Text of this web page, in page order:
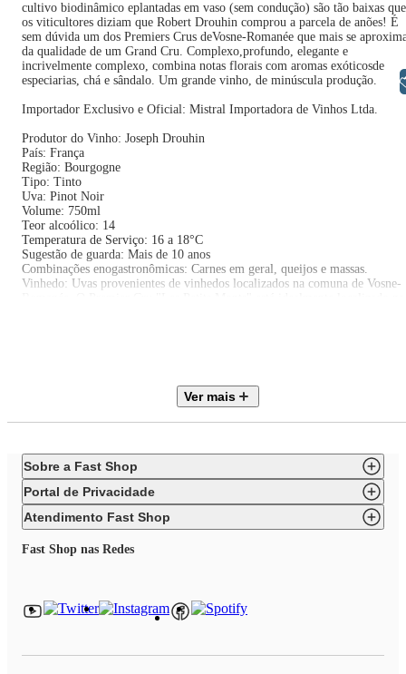
cultivo biodinâmico eplantadas em vaso (sem condução) são tão baixas que
os viticultores diziam que Robert Drouhin comprou a parcela de anões! É
sem dúvida um dos Premiers Crus deVosne-Romanée que mais se
da qualidade de um Grand Cru. Complexo,profundo, elegante e
incrivelmente complexo, combina notas florais com aromas exóticosde
especiarias, chá e sândalo. Um grande vinho, de minúscula produção.
Importador Exclusivo e Oficial: Mistral Importadora de Vinhos Ltda.
Produtor do Vinho: Joseph Drouhin
País: França
Região: Bourgogne
Tipo: Tinto
Uva: Pinot Noir
Volume: 750ml
Teor alcoólico: 14
Temperatura de Serviço: 16 a 18°C
Sugestão de guarda: Mais de 10 anos
Combinações enogastronômicas: Carnes em geral, queijos e massas.
Vinhedo: Uvas provenientes de vinhedos localizados na comuna de Vosne-
maturação. Fermentação malolática completa.
Maturação: Maturado de 14 a 18 meses em barricas de carvalho francês,
Pontuado por Antonio Galloni em 2022: 94-96
Pontuado por Robert Parker em 2022: 92-94
Ver mais
Sobre a Fast Shop
Portal de Privacidade
Atendimento Fast Shop
Fast Shop nas Redes
Libras